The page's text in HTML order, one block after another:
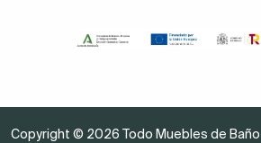
Copyright © 2026 Todo Muebles de